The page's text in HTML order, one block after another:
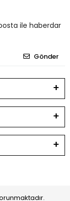
ile haberdar
Gönder